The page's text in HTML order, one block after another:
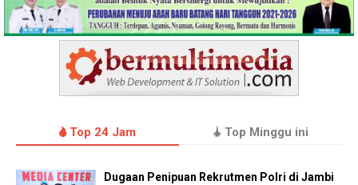
Top 24 Jam Top Minggu ini
Dugaan Penipuan Rekrutmen Polri di Jambi